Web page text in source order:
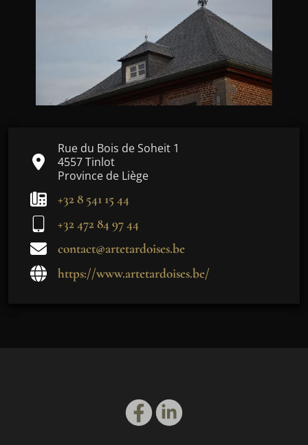
Rue du Bois de Soheit 1
4557 Tinlot
Province de Liège
+32 8 541 15 44
+32 472 84 97 44
contact@artetardoises.be
https://www.artetardoises.be/